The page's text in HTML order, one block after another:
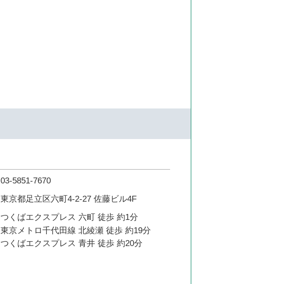
03-5851-7670
東京都足立区六町4-2-27 佐藤ビル4F
つくばエクスプレス 六町 徒歩 約1分
東京メトロ千代田線 北綾瀬 徒歩 約19分
つくばエクスプレス 青井 徒歩 約20分